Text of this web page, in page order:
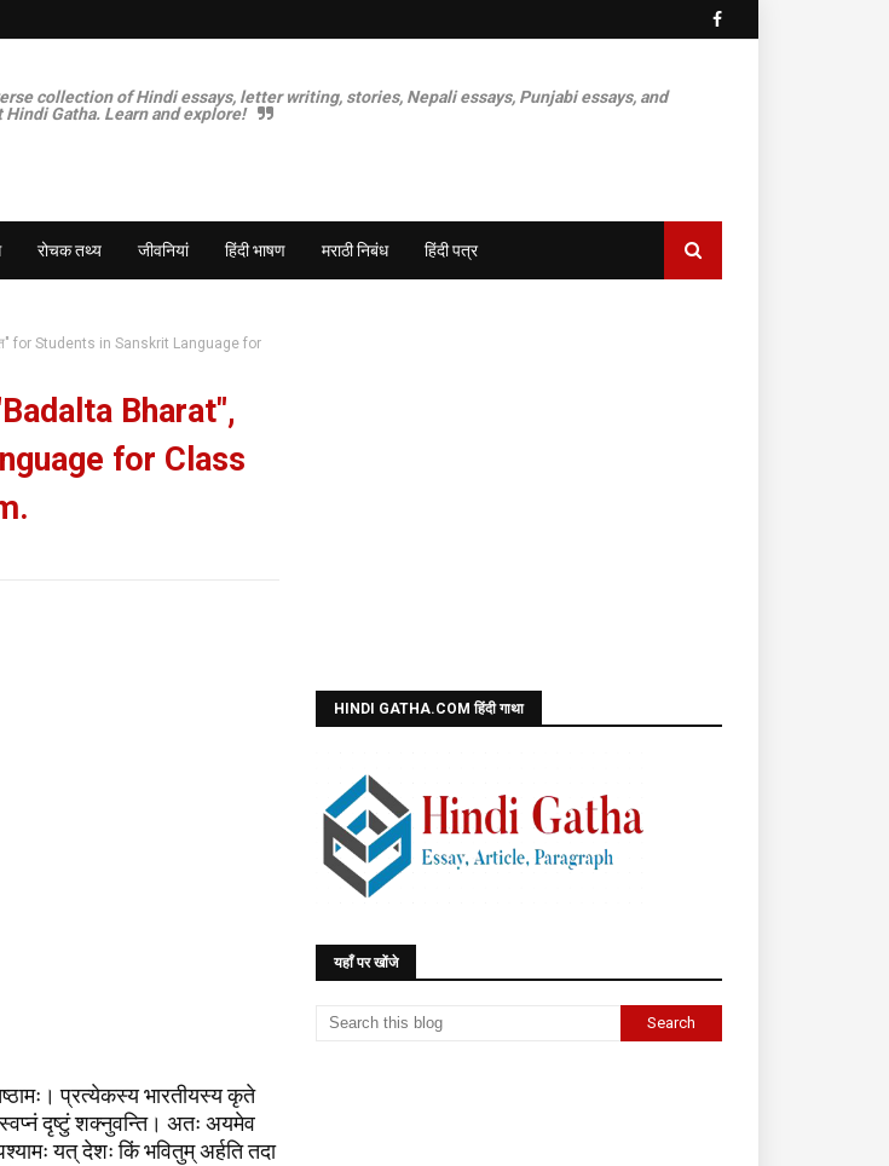
collection of Hindi essays, letter writing, stories, Nepali essays, Punjabi essays, and
Hindi Gatha. Learn and explore!
रोचक तथ्य जीवनियां हिंदी भाषण मराठी निबंध हिंदी पत्र
for Students in Sanskrit Language for
Bharat",
for Class
प्रत्येकस्य भारतीयस्य कृते
दृष्टुं शक्नुवन्ति। अतः अयमेव
यत् देशः किं भवितुम् अर्हति तदा
HINDI GATHA.COM हिंदी गाथा
यहाँ पर खोंजे